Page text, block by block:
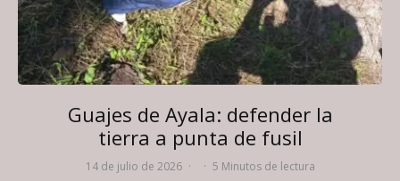
Guajes de Ayala: defender la
tierra a punta de fusil
14 de julio de 2026 · · 5 Minutos de lectura